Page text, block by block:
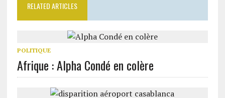
RELATED ARTICLES
POLITIQUE
Afrique : Alpha Condé en colère